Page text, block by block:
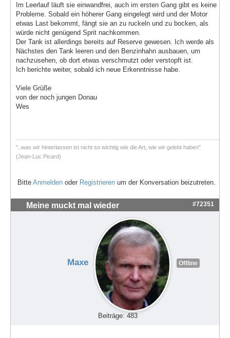
Im Leerlauf läuft sie einwandfrei, auch im ersten Gang gibt es keine
Probleme. Sobald ein höherer Gang eingelegt wird und der Motor
etwas Last bekommt, fängt sie an zu ruckeln und zu bocken, als
würde nicht genügend Sprit nachkommen.
Der Tank ist allerdings bereits auf Reserve gewesen. Ich werde als
Nächstes den Tank leeren und den Benzinhahn ausbauen, um
nachzusehen, ob dort etwas verschmutzt oder verstopft ist.
Ich berichte weiter, sobald ich neue Erkenntnisse habe.
Viele Grüße
von der noch jungen Donau
Wes
"..was wir hinterlassen ist nicht so wichtig wie die Art, wie wir gelebt haben"
(Jean-Luc Picard)
Bitte Anmelden oder Registrieren um der Konversation beizutreten.
Meine muckt mal wieder #72351
Maxe Offline
Beiträge: 483